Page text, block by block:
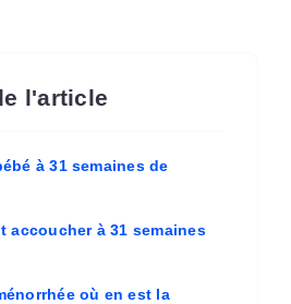
l'article
à 31 semaines de
accoucher à 31 semaines
où en est la